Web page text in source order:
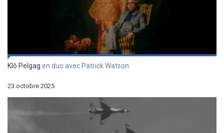
Klô Pelgag en duo avec Patrick Watson
23 octobre 2025